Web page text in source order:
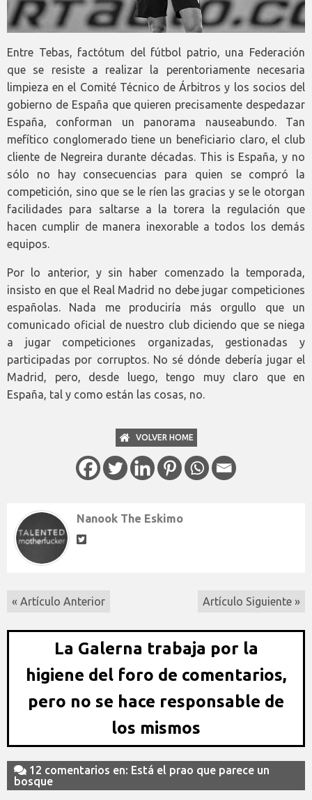
Entre Tebas, factótum del fútbol patrio, una Federación
que se resiste a realizar la perentoriamente necesaria
limpieza en el Comité Técnico de Árbitros y los socios del
gobierno de España que quieren precisamente despedazar
España, conforman un panorama nauseabundo. Tan
mefítico conglomerado tiene un beneficiario claro, el club
cliente de Negreira durante décadas. This is España, y no
sólo no hay consecuencias para quien se compró la
competición, sino que se le ríen las gracias y se le otorgan
facilidades para saltarse a la torera la regulación que
hacen cumplir de manera inexorable a todos los demás
equipos.
Por lo anterior, y sin haber comenzado la temporada,
insisto en que el Real Madrid no debe jugar competiciones
españolas. Nada me produciría más orgullo que un
comunicado oficial de nuestro club diciendo que se niega
a jugar competiciones organizadas, gestionadas y
participadas por corruptos. No sé dónde debería jugar el
Madrid, pero, desde luego, tengo muy claro que en
España, tal y como están las cosas, no.
VOLVER HOME
Nanook The Eskimo
« Artículo Anterior Artículo Siguiente »
La Galerna trabaja por la
higiene del foro de comentarios,
pero no se hace responsable de
los mismos
12 comentarios en: Está el prao que parece un
bosque